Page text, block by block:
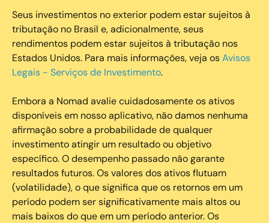
Seus investimentos no exterior podem estar sujeitos à
tributação no Brasil e, adicionalmente, seus
rendimentos podem estar sujeitos à tributação nos
Estados Unidos. Para mais informações, veja osAvisos
Legais - Serviços de Investimento.
Embora a Nomad avalie cuidadosamente os ativos
disponíveis em nosso aplicativo, não damos nenhuma
afirmação sobre a probabilidade de qualquer
investimento atingir um resultado ou objetivo
específico. O desempenho passado não garante
resultados futuros. Os valores dos ativos flutuam
(volatilidade), o que significa que os retornos em um
período podem ser significativamente mais altos ou
mais baixos do que em um período anterior. Os